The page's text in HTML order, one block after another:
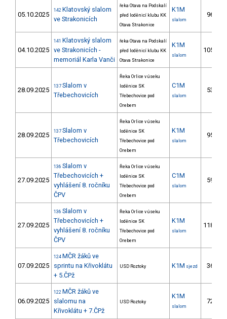
05.10.2025
142 Klatovský slalom
ve Strakonicích
řeka Otava na Podskalí
před loděnicí klubu KK
Otava Strakonice
K1M
slalom
96.
04.10.2025
141 Klatovský slalom
ve Strakonicích -
memoriál Karla Vanči
řeka Otava na Podskalí
před loděnicí klubu KK
Otava Strakonice
K1M
slalom
105.
28.09.2025 137 Slalom v
Třebechovicích
Řeka Orlice v úseku
loděnice SK
Třebechovice pod
Orebem
C1M
slalom
53.
28.09.2025 137 Slalom v
Třebechovicích
Řeka Orlice v úseku
loděnice SK
Třebechovice pod
Orebem
K1M
slalom
95.
27.09.2025
136 Slalom v
Třebechovicích +
vyhlášení 8. ročníku
ČPV
Řeka Orlice v úseku
loděnice SK
Třebechovice pod
Orebem
C1M
slalom
59.
27.09.2025
136 Slalom v
Třebechovicích +
vyhlášení 8. ročníku
ČPV
Řeka Orlice v úseku
loděnice SK
Třebechovice pod
Orebem
K1M
slalom
118.
07.09.2025
124 MČR žáků ve
sprintu na Křivoklátu
+ 5.ČPž
USD Roztoky K1M sjezd 36.
06.09.2025
122 MČR žáků ve
slalomu na
Křivoklátu + 7.ČPž
USD Roztoky
K1M
slalom
72.